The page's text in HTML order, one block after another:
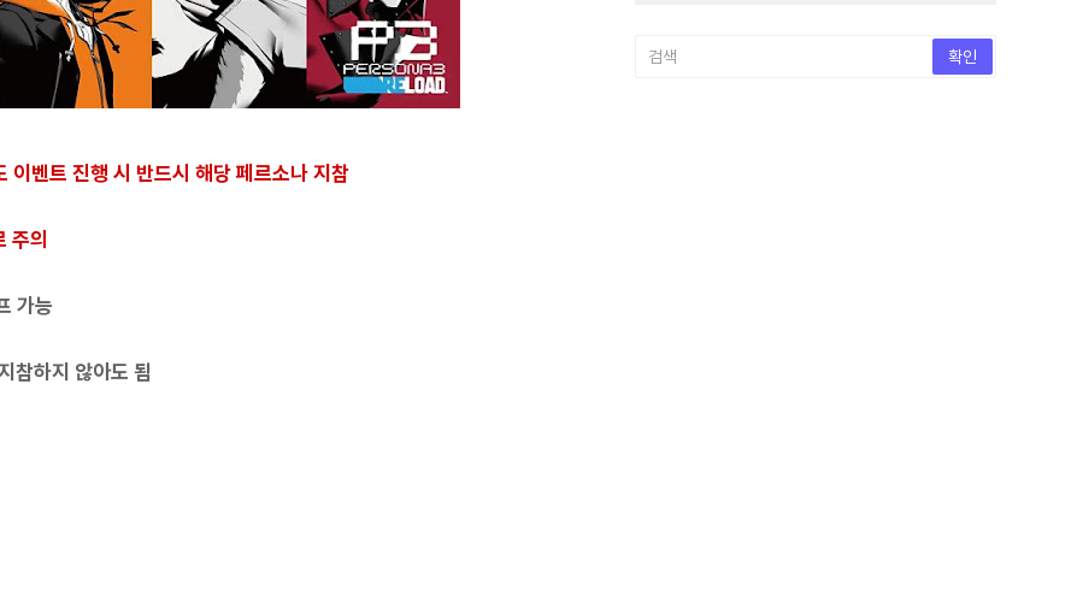
벤트 진행 시 반드시 해당 페르소나 지참
주의
가능
참하지 않아도 됨